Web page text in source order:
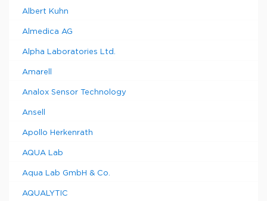
Albert Kuhn
Almedica AG
Alpha Laboratories Ltd.
Amarell
Analox Sensor Technology
Ansell
Apollo Herkenrath
AQUA Lab
Aqua Lab GmbH & Co.
AQUALYTIC